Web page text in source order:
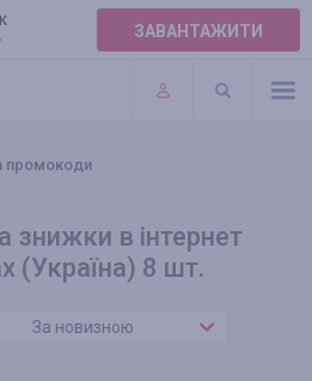
ЗАВАНТАЖИТИ
промокоди
знижки в інтернет
(Україна) 8 шт.
За новизною